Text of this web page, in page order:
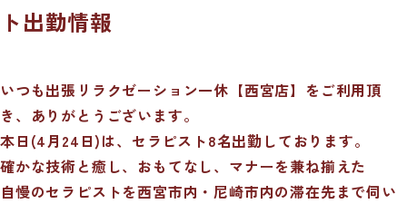
ト出勤情報
いつも出張リラクゼーション一休【西宮店】をご利用頂
き、ありがとうございます。
本日(4月24日)は、セラピスト8名出勤しております。
確かな技術と癒し、おもてなし、マナーを兼ね揃えた
自慢のセラピストを西宮市内・尼崎市内の滞在先まで伺い